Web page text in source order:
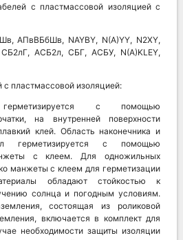
с пластмассовой изоляцией с
АПвВБбШв, NAYBY, N(A)YY, N2XY,
АСБ2л, СБГ, АСБУ, N(A)KLEY,
с пластмассовой изоляцией:
с помощью
на внутренней поверхности
клей. Область наконечника и
герметизируется с помощью
с клеем. Для одножильных
манжеты с клеем для герметизации
обладают стойкостью к
солнца и погодным условиям.
состоящая из роликовой
включается в комплект для
необходимости защиты изоляции